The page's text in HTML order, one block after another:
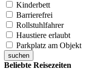
Kinderbett
Barrierefrei
Rollstuhlfahrer
Haustiere erlaubt
Parkplatz am Objekt
suchen
Beliebte Reisezeiten